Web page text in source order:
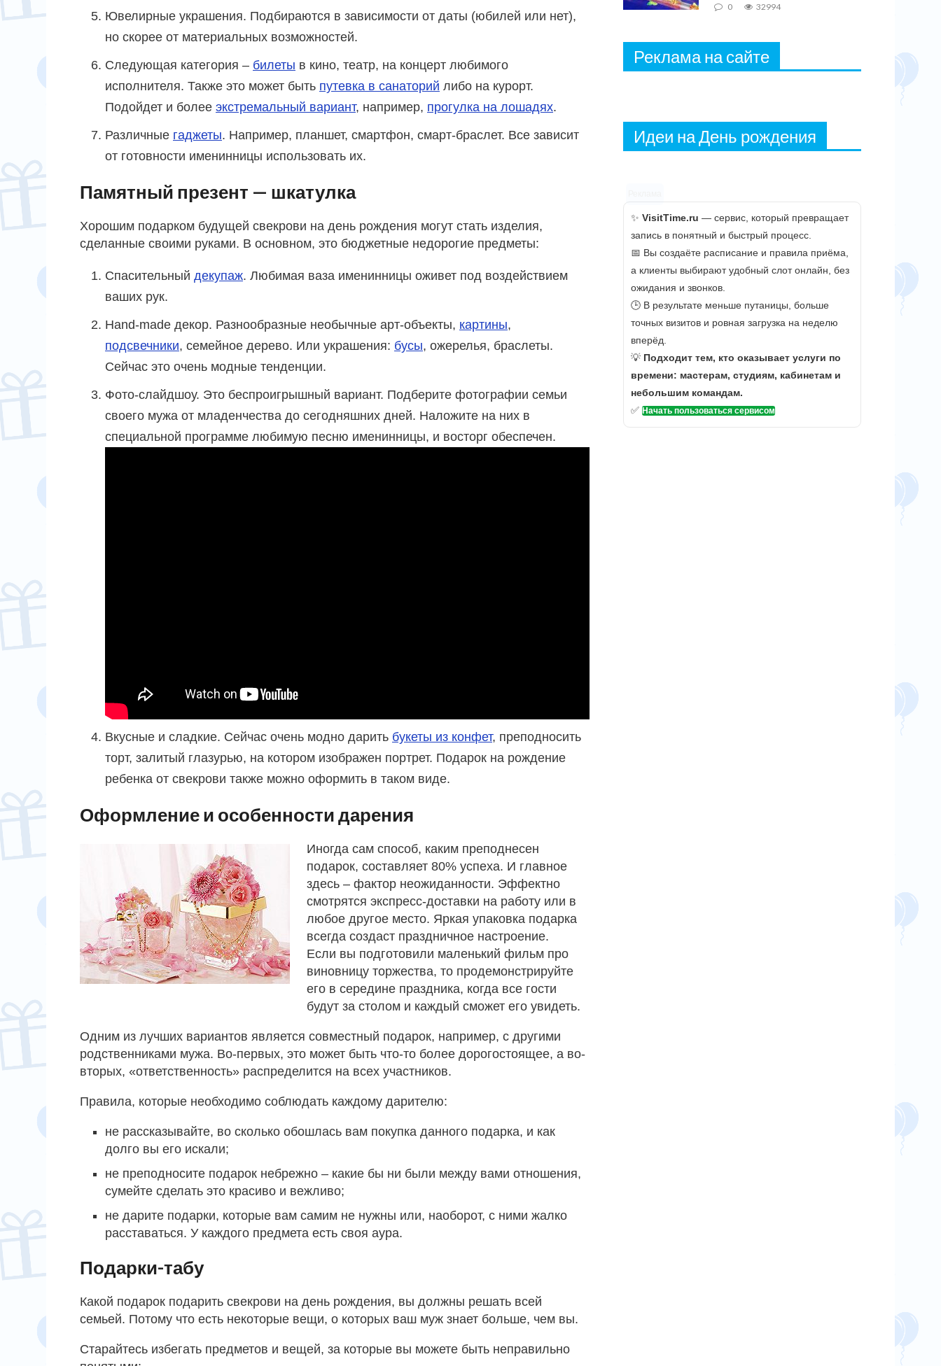
Ювелирные украшения. Подбираются в зависимости от даты (юбилей или нет),
но скорее от материальных возможностей.
Следующая категория – билеты в кино, театр, на концерт любимого
исполнителя. Также это может быть путевка в санаторий либо на курорт.
Подойдет и более экстремальный вариант, например, прогулка на лошадях.
Различные гаджеты. Например, планшет, смартфон, смарт-браслет. Все зависит
от готовности именинницы использовать их.
Памятный презент — шкатулка
Хорошим подарком будущей свекрови на день рождения могут стать изделия,
сделанные своими руками. В основном, это бюджетные недорогие предметы:
Спасительный декупаж. Любимая ваза именинницы оживет под воздействием
ваших рук.
Hand-made декор. Разнообразные необычные арт-объекты, картины,
подсвечники, семейное дерево. Или украшения: бусы, ожерелья, браслеты.
Сейчас это очень модные тенденции.
Фото-слайдшоу. Это беспроигрышный вариант. Подберите фотографии семьи
своего мужа от младенчества до сегодняшних дней. Наложите на них в
специальной программе любимую песню именинницы, и восторг обеспечен.
Вкусные и сладкие. Сейчас очень модно дарить букеты из конфет, преподносить
торт, залитый глазурью, на котором изображен портрет. Подарок на рождение
ребенка от свекрови также можно оформить в таком виде.
Оформление и особенности дарения
Иногда сам способ, каким преподнесен
подарок, составляет 80% успеха. И главное
здесь – фактор неожиданности. Эффектно
смотрятся экспресс-доставки на работу или в
любое другое место. Яркая упаковка подарка
всегда создаст праздничное настроение.
Если вы подготовили маленький фильм про
виновницу торжества, то продемонстрируйте
его в середине праздника, когда все гости
будут за столом и каждый сможет его увидеть.
Одним из лучших вариантов является совместный подарок, например, с другими
родственниками мужа. Во-первых, это может быть что-то более дорогостоящее, а во-
вторых, «ответственность» распределится на всех участников.
Правила, которые необходимо соблюдать каждому дарителю:
не рассказывайте, во сколько обошлась вам покупка данного подарка, и как
долго вы его искали;
не преподносите подарок небрежно – какие бы ни были между вами отношения,
сумейте сделать это красиво и вежливо;
не дарите подарки, которые вам самим не нужны или, наоборот, с ними жалко
расставаться. У каждого предмета есть своя аура.
Подарки-табу
Какой подарок подарить свекрови на день рождения, вы должны решать всей
семьей. Потому что есть некоторые вещи, о которых ваш муж знает больше, чем вы.
Старайтесь избегать предметов и вещей, за которые вы можете быть неправильно
0 32994
Реклама на сайте
Идеи на День рождения
✨ VisitTime.ru — сервис, который превращает
запись в понятный и быстрый процесс.
📅 Вы создаёте расписание и правила приёма,
а клиенты выбирают удобный слот онлайн, без
ожидания и звонков.
🕒 В результате меньше путаницы, больше
точных визитов и ровная загрузка на неделю
вперёд.
💡 Подходит тем, кто оказывает услуги по
времени: мастерам, студиям, кабинетам и
небольшим командам.
✅ Начать пользоваться сервисом